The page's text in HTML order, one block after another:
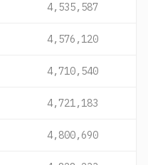
4,535,587
4,576,120
4,710,540
4,721,183
4,800,690